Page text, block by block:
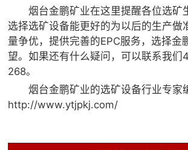
烟台金鹏矿业在这里提醒各位选矿
选择选矿设备能更好的为以后的生产做
量争优，提供完善的EPC服务，选择金
望。如果还有什么疑问，可以联系我
268。
烟台金鹏矿业的选矿设备行业专家
http://www.ytjpkj.com/